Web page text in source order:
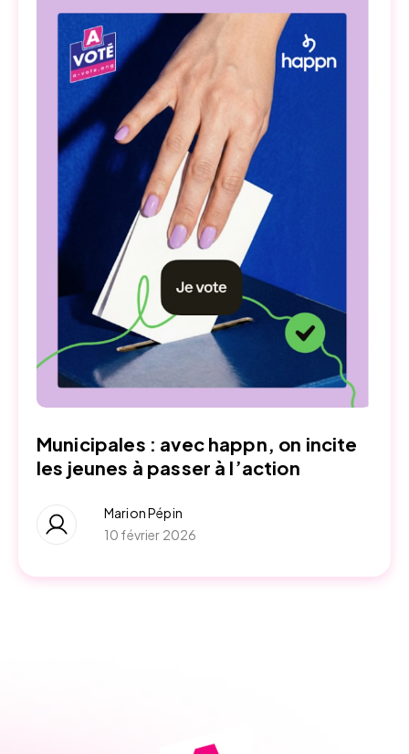
Municipales : avec happn, on incite
les jeunes à passer à l’action
Marion Pépin
10 février 2026